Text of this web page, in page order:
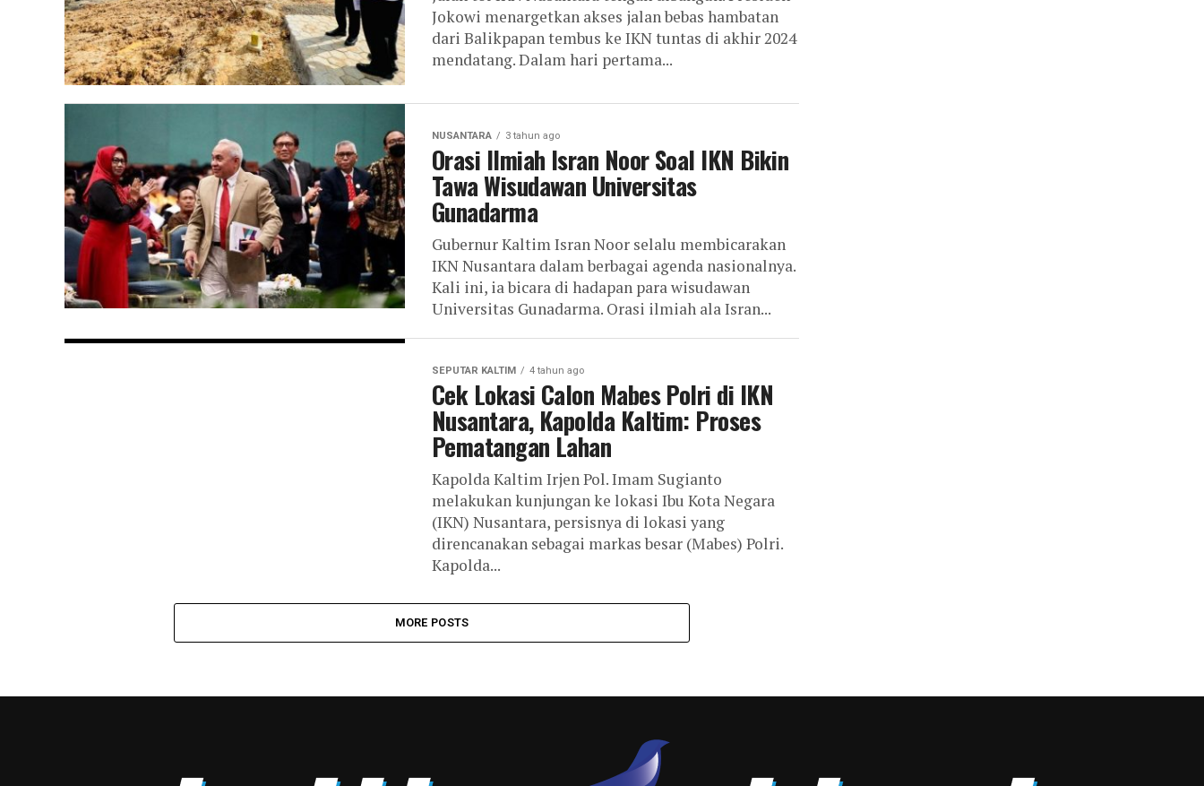
Jokowi menargetkan akses jalan bebas hambatan
dari Balikpapan tembus ke IKN tuntas di akhir 2024
mendatang. Dalam hari pertama...
NUSANTARA 3 tahun ago
Orasi Ilmiah Isran Noor Soal IKN Bikin
Tawa Wisudawan Universitas
Gunadarma
Gubernur Kaltim Isran Noor selalu membicarakan
IKN Nusantara dalam berbagai agenda nasionalnya.
Kali ini, ia bicara di hadapan para wisudawan
Universitas Gunadarma. Orasi ilmiah ala Isran...
SEPUTAR KALTIM 4 tahun ago
Cek Lokasi Calon Mabes Polri di IKN
Nusantara, Kapolda Kaltim: Proses
Pematangan Lahan
Kapolda Kaltim Irjen Pol. Imam Sugianto
melakukan kunjungan ke lokasi Ibu Kota Negara
(IKN) Nusantara, persisnya di lokasi yang
direncanakan sebagai markas besar (Mabes) Polri.
Kapolda...
MORE POSTS